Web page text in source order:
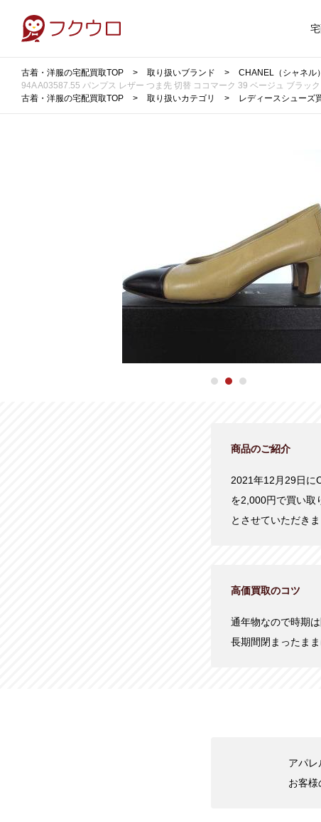
古着・洋服の宅配買取TOP 取り扱いブランド CHANEL（シャネル
94A A03587.55 パンプス レザー つま先 切替 ココマーク 39 ベージュ ブラッ
古着・洋服の宅配買取TOP
取り扱いカテゴリ レディースシューズ
商品のご紹介
2021年12月29日に
を2,000円で買い取
とさせていただきま
高価買取のコツ
通年物なので時期
長期間閉まったま
アパレ
お客様